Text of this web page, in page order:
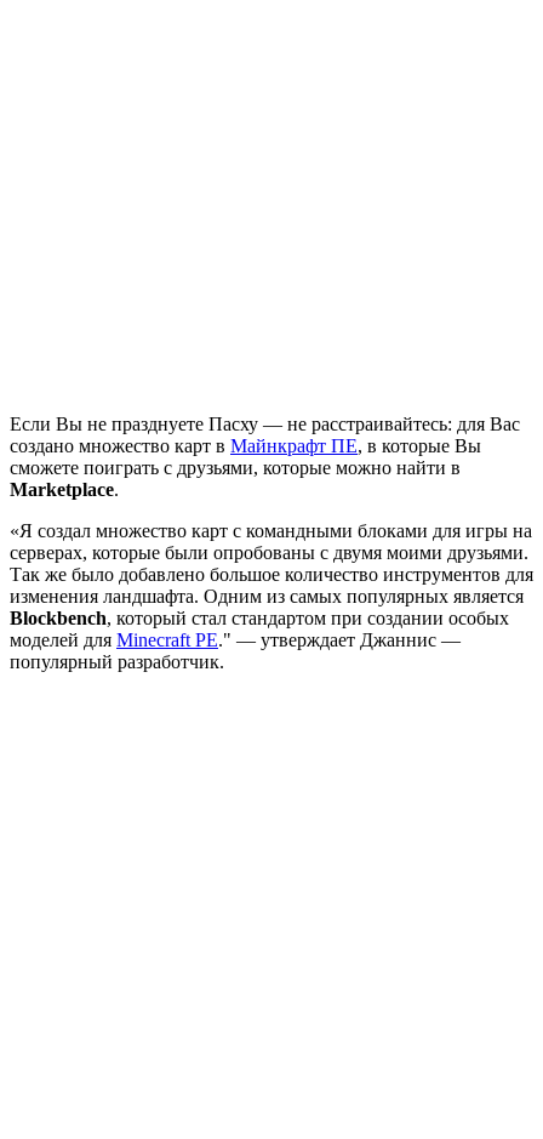
Если Вы не празднуете Пасху — не расстраивайтесь: для Вас
создано множество карт в Майнкрафт ПЕ, в которые Вы
сможете поиграть с друзьями, которые можно найти в
Marketplace.
«Я создал множество карт с командными блоками для игры на
серверах, которые были опробованы с двумя моими друзьями.
Так же было добавлено большое количество инструментов для
изменения ландшафта. Одним из самых популярных является
Blockbench, который стал стандартом при создании особых
моделей для Minecraft PE." — утверждает Джаннис —
популярный разработчик.